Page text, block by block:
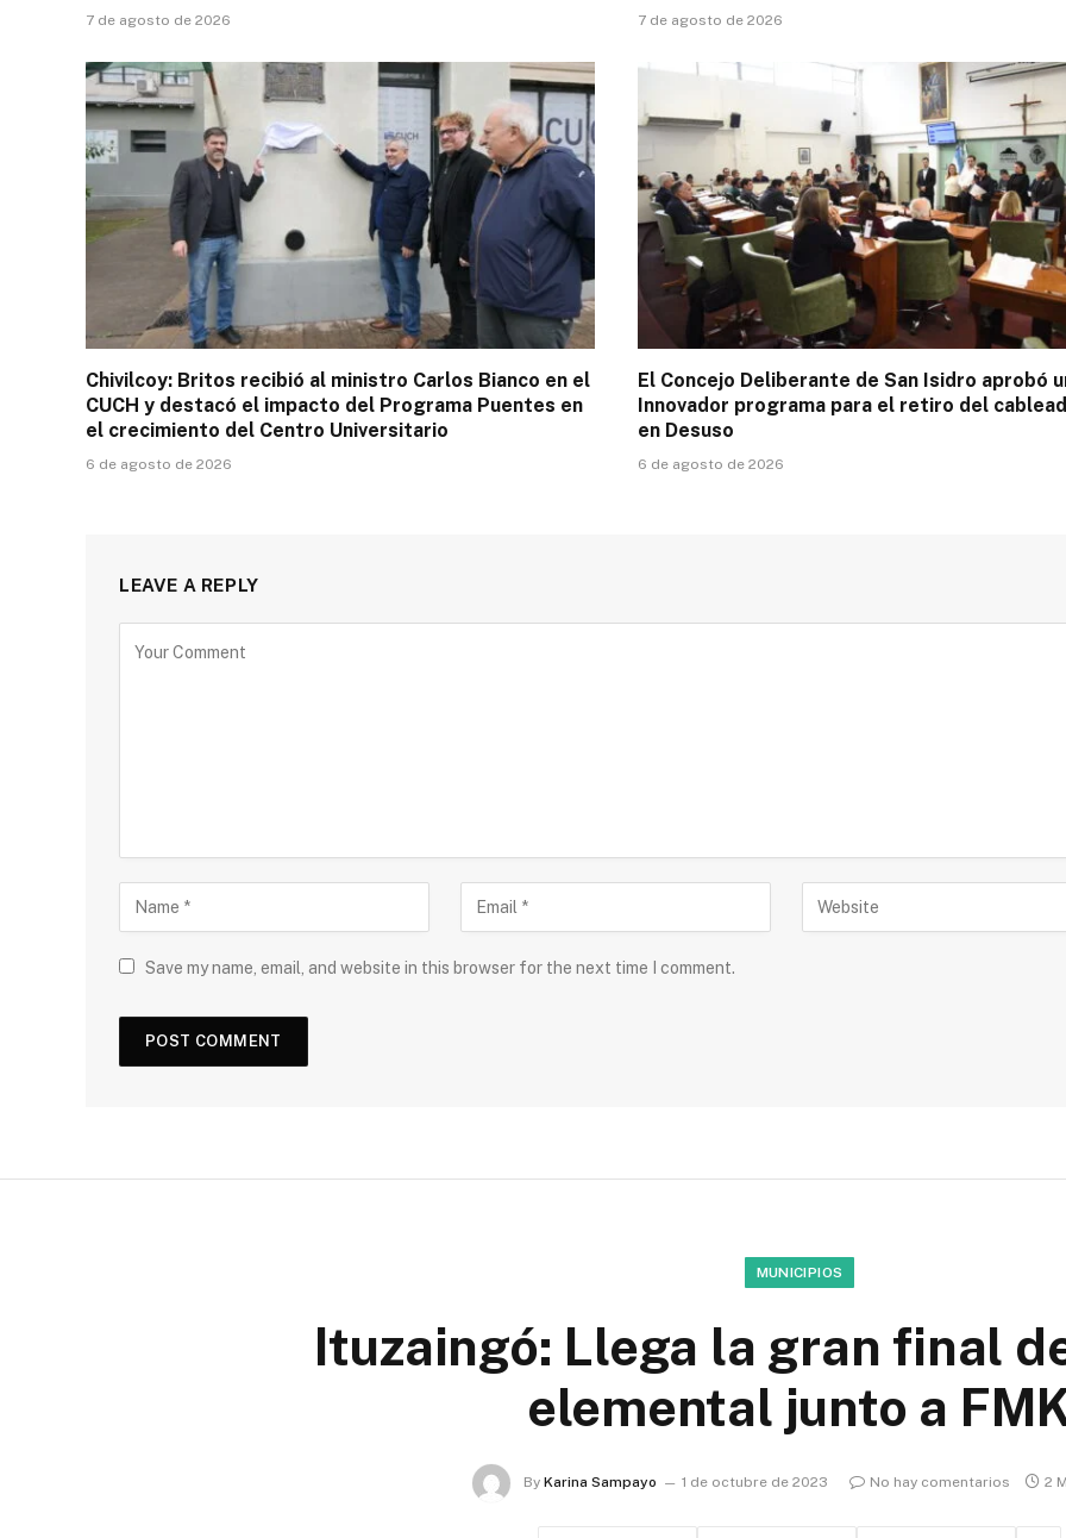
7 de agosto de 2026 7 de agosto de 2026
Chivilcoy: Britos recibió al ministro Carlos Bianco en el
CUCH y destacó el impacto del Programa Puentes en
el crecimiento del Centro Universitario
6 de agosto de 2026
El Concejo Deliberante de San Isidro aprobó
Innovador programa para el retiro del
en Desuso
6 de agosto de 2026
LEAVE A REPLY
Save my name, email, and website in this browser for the next time I comment.
MUNICIPIOS
Ituzaingó: Llega la gran final
elemental junto a
By Karina Sampayo 1 de octubre de 2023 No hay comentarios 2